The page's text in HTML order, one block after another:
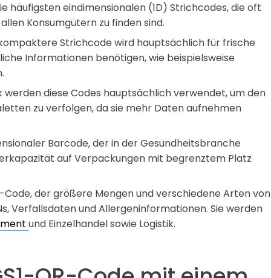
häufigsten eindimensionalen (1D) Strichcodes, die oft
Konsumgütern zu finden sind.
Strichcode wird hauptsächlich für frische
Informationen benötigen, wie beispielsweise
werden diese Codes hauptsächlich verwendet, um den
zu verfolgen, da sie mehr Daten aufnehmen
Barcode, der in der Gesundheitsbranche
auf Verpackungen mit begrenztem Platz
Code, der größere Mengen und verschiedene Arten von
Verfallsdaten und Allergeninformationen. Sie werden
und Einzelhandel sowie Logistik.